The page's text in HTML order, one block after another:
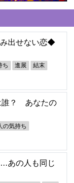
み出せない恋◆
ち 進展 結末
誰？ あなたの
の気持ち
あの人も同じ